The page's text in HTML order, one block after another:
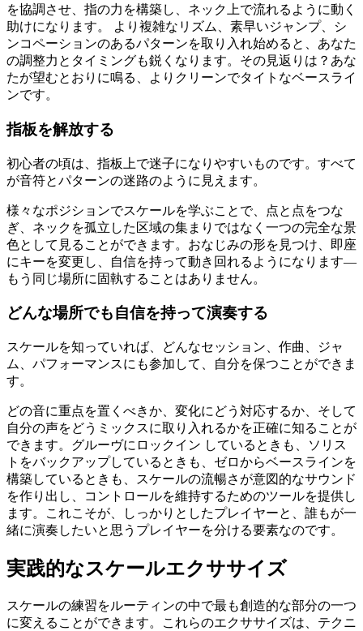
を協調させ、指の力を構築し、ネック上で流れるように動く
助けになります。 より複雑なリズム、素早いジャンプ、シ
ンコペーションのあるパターンを取り入れ始めると、あなた
の調整力とタイミングも鋭くなります。その見返りは？あな
たが望むとおりに鳴る、よりクリーンでタイトなベースライ
ンです。
指板を解放する
初心者の頃は、指板上で迷子になりやすいものです。すべて
が音符とパターンの迷路のように見えます。
様々なポジションでスケールを学ぶことで、点と点をつな
ぎ、ネックを孤立した区域の集まりではなく一つの完全な景
色として見ることができます。おなじみの形を見つけ、即座
にキーを変更し、自信を持って動き回れるようになります—
もう同じ場所に固執することはありません。
どんな場所でも自信を持って演奏する
スケールを知っていれば、どんなセッション、作曲、ジャ
ム、パフォーマンスにも参加して、自分を保つことができま
す。
どの音に重点を置くべきか、変化にどう対応するか、そして
自分の声をどうミックスに取り入れるかを正確に知ることが
できます。グルーヴにロックイン しているときも、ソリス
トをバックアップしているときも、ゼロからベースラインを
構築しているときも、スケールの流暢さが意図的なサウンド
を作り出し、コントロールを維持するためのツールを提供し
ます。これこそが、しっかりとしたプレイヤーと、誰もが一
緒に演奏したいと思うプレイヤーを分ける要素なのです。
実践的なスケールエクササイズ
スケールの練習をルーティンの中で最も創造的な部分の一つ
に変えることができます。これらのエクササイズは、テクニ